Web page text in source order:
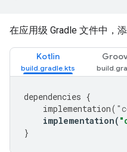
在应用级 Gradle 文件中，
Kotlin
dependencies {
implementation(
implementation(
}